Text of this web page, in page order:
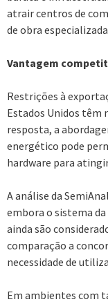
atrair centros de
de obra
Vantagem
Restrições à
Estados Unidos têm
resposta, a
energético pode
hardware para
A análise da
embora o sistema
ainda são
comparação a
necessidade de
Em ambientes com